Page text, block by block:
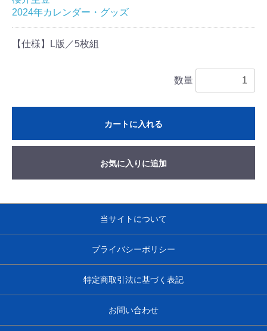
2024年カレンダー・グッズ
【仕様】L版／5枚組
数量
カートに入れる
お気に入りに追加
当サイトについて
プライバシーポリシー
特定商取引法に基づく表記
お問い合わせ